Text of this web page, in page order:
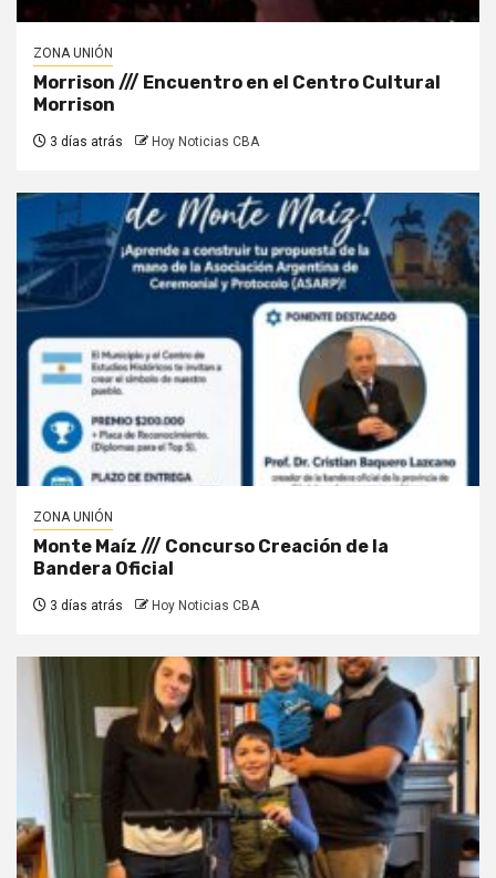
ZONA UNIÓN
Morrison /// Encuentro en el Centro Cultural
Morrison
3 días atrás Hoy Noticias CBA
ZONA UNIÓN
Monte Maíz /// Concurso Creación de la
Bandera Oficial
3 días atrás Hoy Noticias CBA